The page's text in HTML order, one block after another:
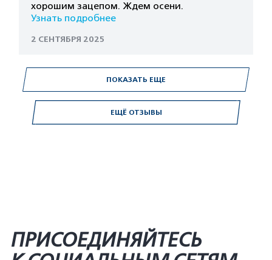
ЕЩЁ ОТЗЫВЫ
хорошим зацепом. Ждем осени.
Узнать подробнее
2 СЕНТЯБРЯ 2025
ПОКАЗАТЬ ЕЩЕ
ПРИСОЕДИНЯЙТЕСЬ